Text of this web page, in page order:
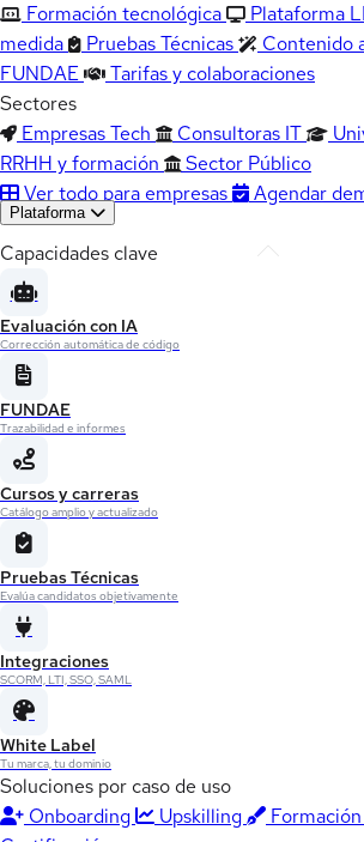
Formación tecnológica
Plataforma
medida
Pruebas Técnicas
Contenido
FUNDAE
Tarifas y colaboraciones
Sectores
Empresas Tech
Consultoras IT
RRHH y formación
Sector Público
Ver todo para empresas
Agendar
Plataforma
Capacidades clave
Evaluación con IA
Corrección automática de código
FUNDAE
Trazabilidad e informes
Cursos y carreras
Catálogo amplio y actualizado
Pruebas Técnicas
Evalúa candidatos objetivamente
Integraciones
SCORM, LTI, SSO, SAML
White Label
Tu marca, tu dominio
Soluciones por caso de uso
Onboarding
Upskilling